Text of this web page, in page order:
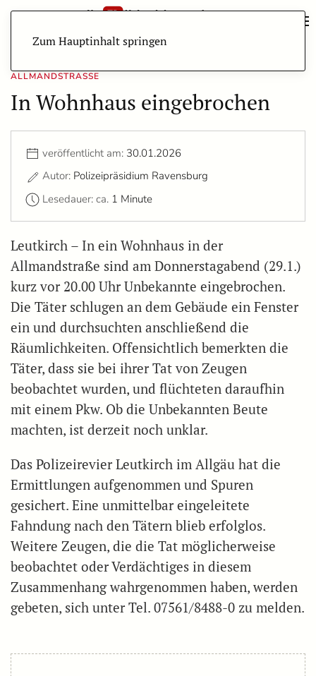
Zum Hauptinhalt springen
ALLMANDSTRASSE
In Wohnhaus eingebrochen
veröffentlicht am: 30.01.2026
Autor: Polizeipräsidium Ravensburg
Lesedauer: ca. 1 Minute
Leutkirch – In ein Wohnhaus in der
Allmandstraße sind am Donnerstagabend (29.1.)
kurz vor 20.00 Uhr Unbekannte eingebrochen.
Die Täter schlugen an dem Gebäude ein Fenster
ein und durchsuchten anschließend die
Räumlichkeiten. Offensichtlich bemerkten die
Täter, dass sie bei ihrer Tat von Zeugen
beobachtet wurden, und flüchteten daraufhin
mit einem Pkw. Ob die Unbekannten Beute
machten, ist derzeit noch unklar.
Das Polizeirevier Leutkirch im Allgäu hat die
Ermittlungen aufgenommen und Spuren
gesichert. Eine unmittelbar eingeleitete
Fahndung nach den Tätern blieb erfolglos.
Weitere Zeugen, die die Tat möglicherweise
beobachtet oder Verdächtiges in diesem
Zusammenhang wahrgenommen haben, werden
gebeten, sich unter Tel. 07561/8488-0 zu melden.